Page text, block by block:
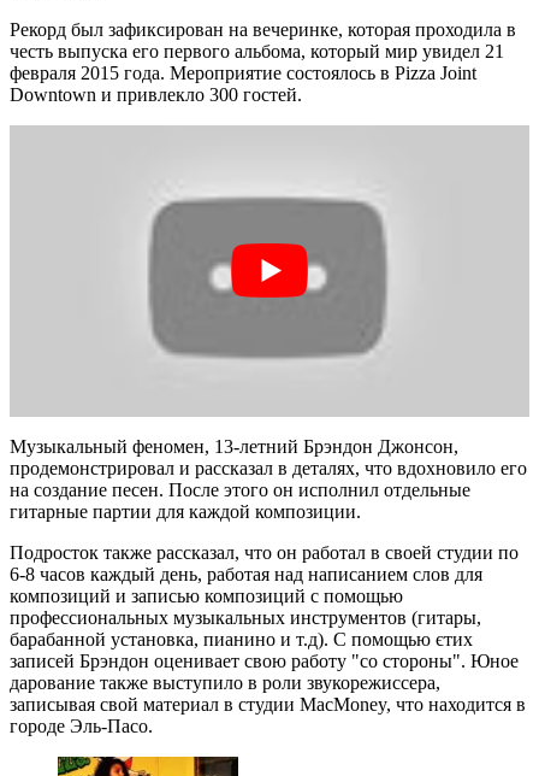
Рекорд был зафиксирован на вечеринке, которая проходила в
честь выпуска его первого альбома, который мир увидел 21
февраля 2015 года. Мероприятие состоялось в Pizza Joint
Downtown и привлекло 300 гостей.
Музыкальный феномен, 13-летний Брэндон Джонсон,
продемонстрировал и рассказал в деталях, что вдохновило его
на создание песен. После этого он исполнил отдельные
гитарные партии для каждой композиции.
Подросток также рассказал, что он работал в своей студии по
6-8 часов каждый день, работая над написанием слов для
композиций и записью композиций с помощью
профессиональных музыкальных инструментов (гитары,
барабанной установка, пианино и т.д). С помощью єтих
записей Брэндон оценивает свою работу "со стороны". Юное
дарование также выступило в роли звукорежиссера,
записывая свой материал в студии MacMoney, что находится в
городе Эль-Пасо.